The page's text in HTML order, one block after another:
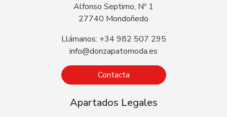
Alfonso Septimo, Nº 1
27740 Mondoñedo
Llámanos: +34 982 507 295
info@donzapatomoda.es
Contacta
Apartados Legales